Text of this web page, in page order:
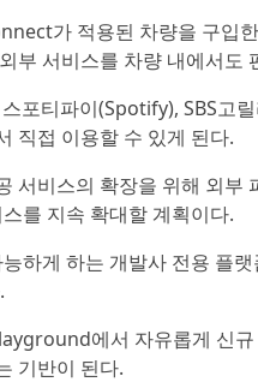
가 적용된 차량을 구입
부 서비스를 차량 내에서도
포티파이(Spotify), SBS고
직접 이용할 수 있게 된다.
서비스의 확장을 위해 외
를 지속 확대할 계획이다.
하게 하는 개발사 전용 플
에서 자유롭게 신
기반이 된다.